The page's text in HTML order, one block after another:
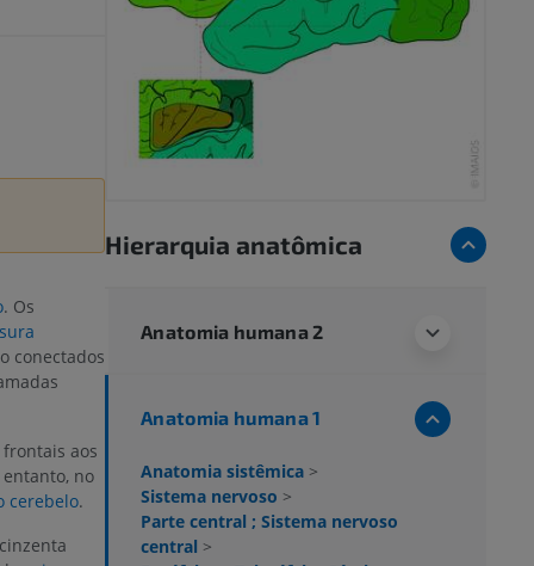
. Os
conectados
aos
no
cerebelo.
Hierarquia anatômica
Anatomia humana 2
Anatomia humana 1
Anatomia sistêmica >
Sistema nervoso >
Parte central ; Sistema nervoso
central >